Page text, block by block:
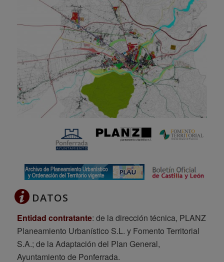
DATOS
Entidad contratante: de la dirección técnica, PLANZ
Planeamiento Urbanístico S.L. y Fomento Territorial
S.A.; de la Adaptación del Plan General,
Ayuntamiento de Ponferrada.